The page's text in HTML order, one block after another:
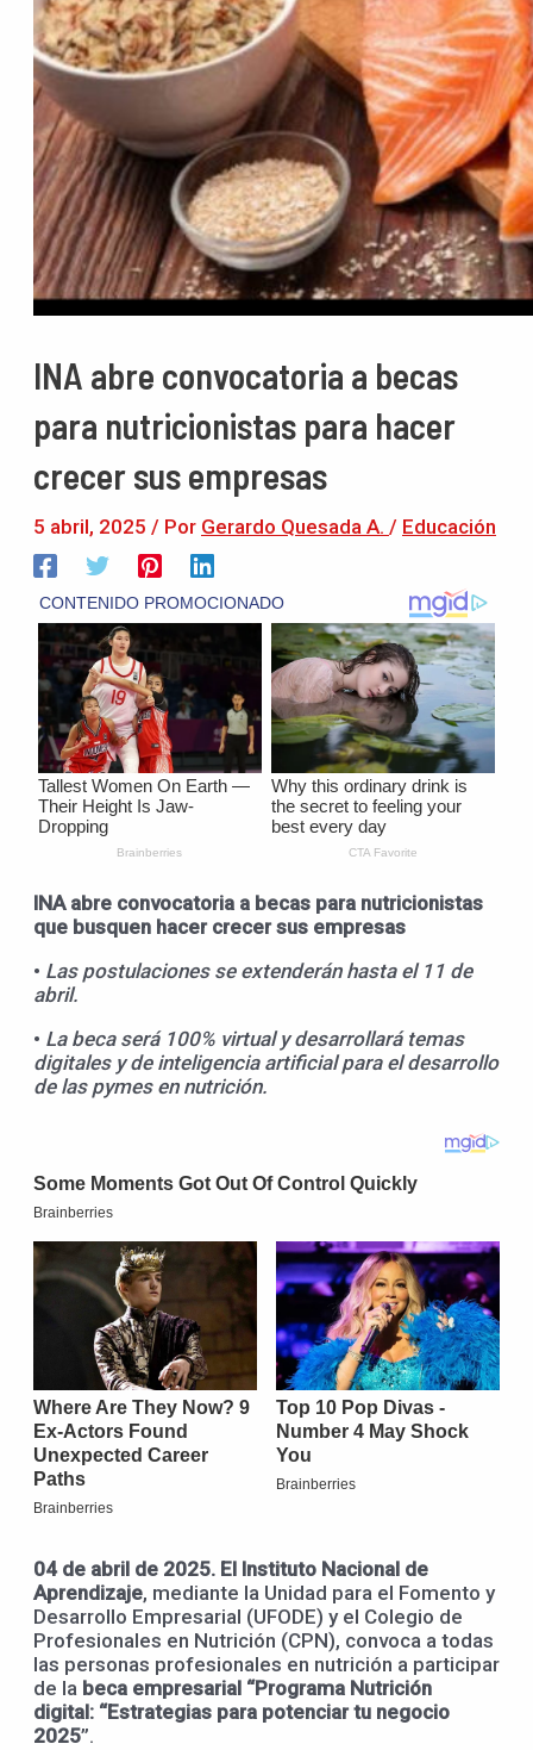
INA abre convocatoria a becas
para nutricionistas para hacer
crecer sus empresas
5 abril, 2025 / Por Gerardo Quesada A. / Educación
INA abre convocatoria a becas para nutricionistas
que busquen hacer crecer sus empresas
• Las postulaciones se extenderán hasta el 11 de
abril.
• La beca será 100% virtual y desarrollará temas
digitales y de inteligencia artificial para el desarrollo
de las pymes en nutrición.
04 de abril de 2025. El Instituto Nacional de
Aprendizaje, mediante la Unidad para el Fomento y
Desarrollo Empresarial (UFODE) y el Colegio de
Profesionales en Nutrición (CPN), convoca a todas
las personas profesionales en nutrición a participar
de la beca empresarial “Programa Nutrición
digital: “Estrategias para potenciar tu negocio
2025”.